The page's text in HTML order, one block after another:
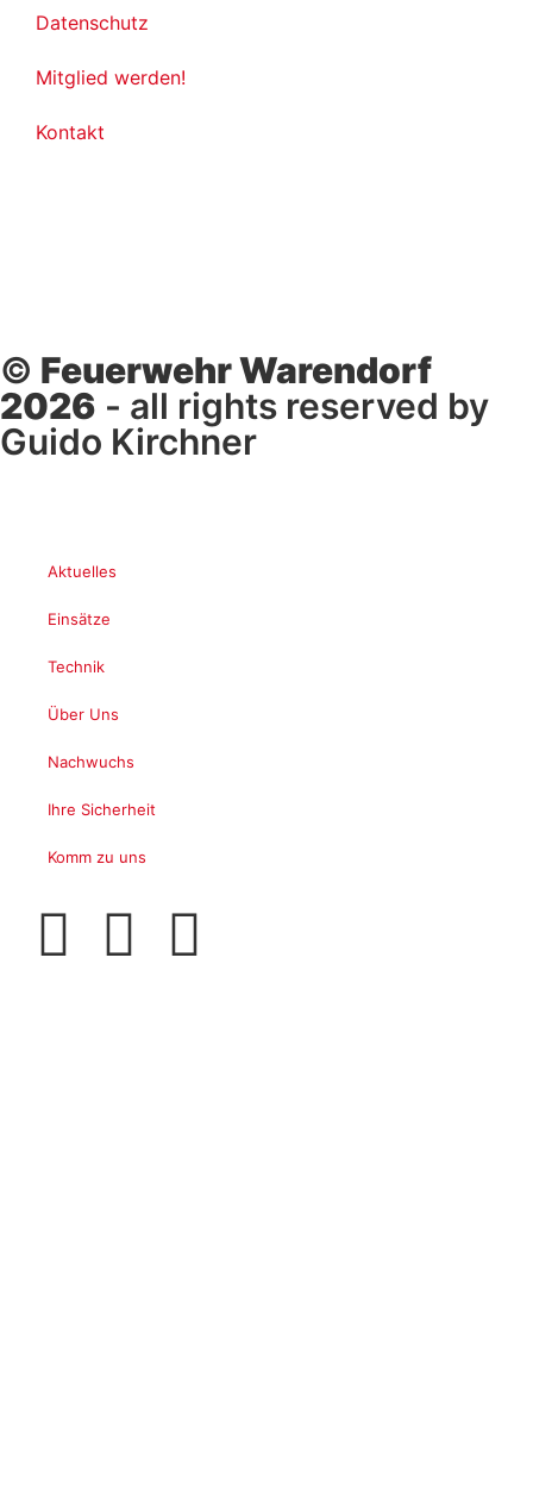
Datenschutz
Mitglied werden!
Kontakt
© Feuerwehr Warendorf
2026 - all rights reserved by
Guido Kirchner
Aktuelles
Einsätze
Technik
Über Uns
Nachwuchs
Ihre Sicherheit
Komm zu uns